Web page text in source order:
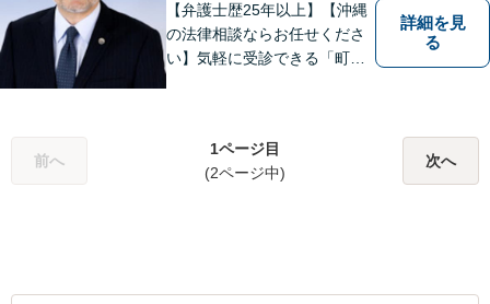
【弁護士歴25年以上】【沖縄
の法律相談ならお任せくださ
い】気軽に受診できる「町医
かし、ひとりでも多く悩まれ
ている方を救います。ぜひご
詳細を見
る
前へ
1ページ目
(2ページ中)
次へ